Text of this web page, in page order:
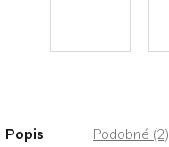
Popis Podobné (2)